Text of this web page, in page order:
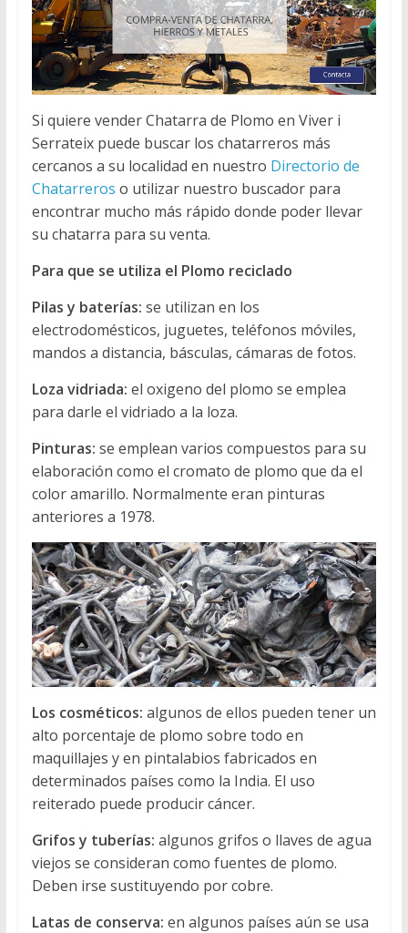
Si quiere vender Chatarra de Plomo en Viver i
Serrateix puede buscar los chatarreros más
cercanos a su localidad en nuestro Directorio de
Chatarreros o utilizar nuestro buscador para
encontrar mucho más rápido donde poder llevar
su chatarra para su venta.
Para que se utiliza el Plomo reciclado
Pilas y baterías: se utilizan en los
electrodomésticos, juguetes, teléfonos móviles,
mandos a distancia, básculas, cámaras de fotos.
Loza vidriada: el oxigeno del plomo se emplea
para darle el vidriado a la loza.
Pinturas: se emplean varios compuestos para su
elaboración como el cromato de plomo que da el
color amarillo. Normalmente eran pinturas
anteriores a 1978.
Los cosméticos: algunos de ellos pueden tener un
alto porcentaje de plomo sobre todo en
maquillajes y en pintalabios fabricados en
determinados países como la India. El uso
reiterado puede producir cáncer.
Grifos y tuberías: algunos grifos o llaves de agua
viejos se consideran como fuentes de plomo.
Deben irse sustituyendo por cobre.
Latas de conserva: en algunos países aún se usa